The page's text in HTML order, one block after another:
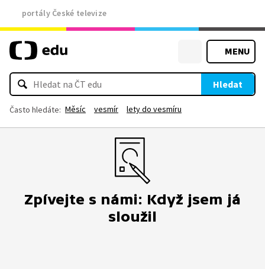
portály České televize
MENU
Hledat
Často hledáte: Měsíc vesmír lety do vesmíru
Zpívejte s námi: Když jsem já
sloužil